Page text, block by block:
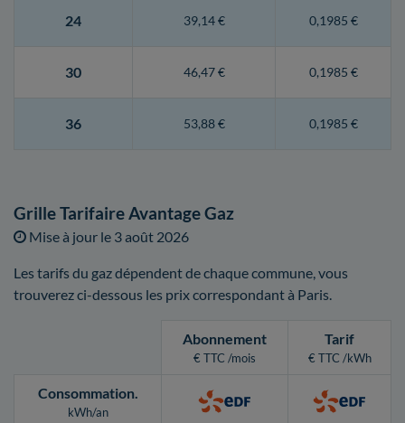
24 39,14 € 0,1985 €
30 46,47 € 0,1985 €
36 53,88 € 0,1985 €
Grille Tarifaire Avantage Gaz
Mise à jour le 3 août 2026
Les tarifs du gaz dépendent de chaque commune, vous
trouverez ci-dessous les prix correspondant à Paris.
Abonnement
€ TTC /mois
Tarif
€ TTC /kWh
Consommation.
kWh/an